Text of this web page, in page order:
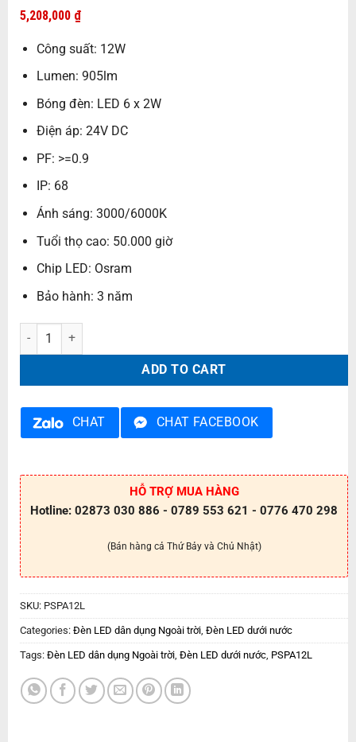
5,208,000 ₫
Công suất: 12W
Lumen: 905lm
Bóng đèn: LED 6 x 2W
Điện áp: 24V DC
PF: >=0.9
IP: 68
Ánh sáng: 3000/6000K
Tuổi thọ cao: 50.000 giờ
Chip LED: Osram
Bảo hành: 3 năm
Đèn LED dưới nước PSPA12L quantity
ADD TO CART
CHAT CHAT FACEBOOK
HỖ TRỢ MUA HÀNG
Hotline: 02873 030 886 - 0789 553 621 - 0776 470 298
(Bán hàng cả Thứ Bảy và Chủ Nhật)
SKU: PSPA12L
Categories: Đèn LED dân dụng Ngoài trời, Đèn LED dưới nước
Tags: Đèn LED dân dụng Ngoài trời, Đèn LED dưới nước, PSPA12L